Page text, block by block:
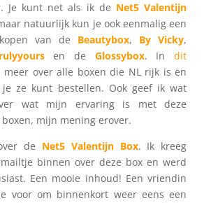
Je kunt net als ik de Net5 Valentijn
natuurlijk kun je ook eenmalig een
van de Beautybox, By Vicky,
en de Glossybox. Indit
meer over alle boxen die NL rijk is en
ze kunt bestellen. Ook geef ik wat
wat mijn ervaring is met deze
mijn mening erover.
de Net5 Valentijn Box. Ik kreeg
binnen over deze box en werd
Een mooie inhoud! Een vriendin
voor om binnenkort weer eens een